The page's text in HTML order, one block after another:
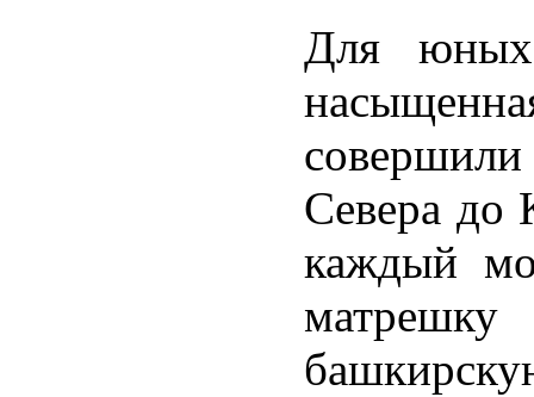
Для юных
совершили
Севера до
каждый